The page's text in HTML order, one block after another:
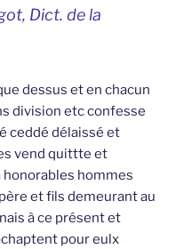
Dict. de la
dessus et en chacun
division etc confesse
ceddé délaissé et
vend quittte et
hommes
et fils demeurant au
à ce présent et
pour eulx